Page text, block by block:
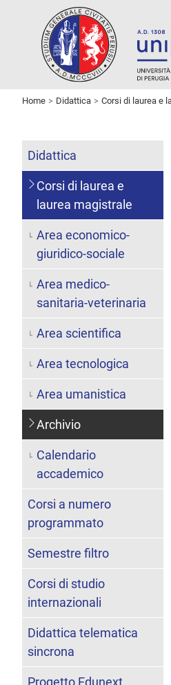
Home Didattica Corsi di laurea e
Didattica
Corsi di laurea e
laurea magistrale
Area economico-
giuridico-sociale
Area medico-
sanitaria-veterinaria
Area scientifica
Area tecnologica
Area umanistica
Archivio
Calendario
accademico
Corsi a numero
programmato
Semestre filtro
Corsi di studio
internazionali
Didattica telematica
sincrona
Progetto Edunext